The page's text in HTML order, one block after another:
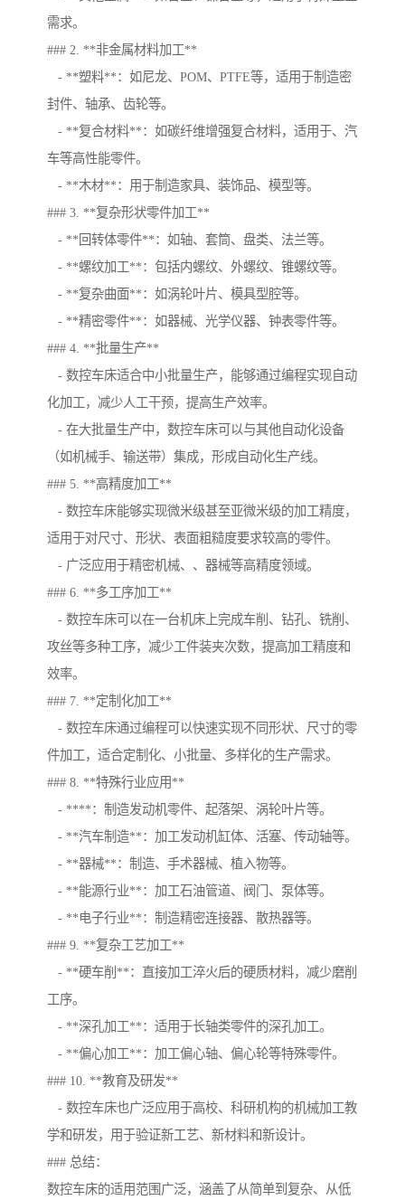
需求。
### 2. **非金属材料加工**
- **塑料**：如尼龙、POM、PTFE等，适用于制造密
封件、轴承、齿轮等。
- **复合材料**：如碳纤维增强复合材料，适用于、汽
车等高性能零件。
- **木材**：用于制造家具、装饰品、模型等。
### 3. **复杂形状零件加工**
- **回转体零件**：如轴、套筒、盘类、法兰等。
- **螺纹加工**：包括内螺纹、外螺纹、锥螺纹等。
- **复杂曲面**：如涡轮叶片、模具型腔等。
- **精密零件**：如器械、光学仪器、钟表零件等。
### 4. **批量生产**
- 数控车床适合中小批量生产，能够通过编程实现自动
化加工，减少人工干预，提高生产效率。
- 在大批量生产中，数控车床可以与其他自动化设备
（如机械手、输送带）集成，形成自动化生产线。
### 5. **高精度加工**
- 数控车床能够实现微米级甚至亚微米级的加工精度，
适用于对尺寸、形状、表面粗糙度要求较高的零件。
- 广泛应用于精密机械、、器械等高精度领域。
### 6. **多工序加工**
- 数控车床可以在一台机床上完成车削、钻孔、铣削、
攻丝等多种工序，减少工件装夹次数，提高加工精度和
效率。
### 7. **定制化加工**
- 数控车床通过编程可以快速实现不同形状、尺寸的零
件加工，适合定制化、小批量、多样化的生产需求。
### 8. **特殊行业应用**
- ****：制造发动机零件、起落架、涡轮叶片等。
- **汽车制造**：加工发动机缸体、活塞、传动轴等。
- **器械**：制造、手术器械、植入物等。
- **能源行业**：加工石油管道、阀门、泵体等。
- **电子行业**：制造精密连接器、散热器等。
### 9. **复杂工艺加工**
- **硬车削**：直接加工淬火后的硬质材料，减少磨削
工序。
- **深孔加工**：适用于长轴类零件的深孔加工。
- **偏心加工**：加工偏心轴、偏心轮等特殊零件。
### 10. **教育及研发**
- 数控车床也广泛应用于高校、科研机构的机械加工教
学和研发，用于验证新工艺、新材料和新设计。
### 总结：
数控车床的适用范围广泛，涵盖了从简单到复杂、从低